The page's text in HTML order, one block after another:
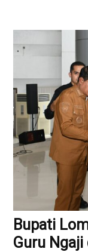
Bupati
Guru